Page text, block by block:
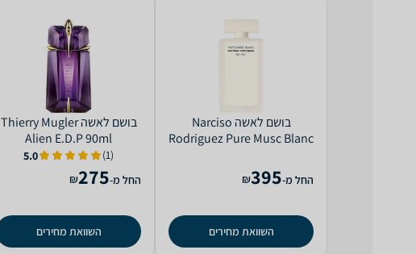
בושם לאשה Narciso
Rodriguez Pure Musc Blanc
החל מ-395
₪
השוואת מחירים
בושם לאשה Thierry Mugler
Alien E.D.P 90ml
(1)
5.0
החל מ-275
₪
השוואת מחירים